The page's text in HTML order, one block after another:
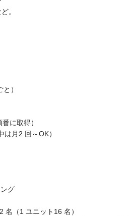
。
）
に取得）
月2 回～OK）
グ
名（1 ユニット16 名）